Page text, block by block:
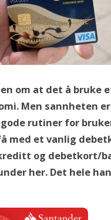
om at det å bruke
Men sannheten
rutiner for
med et vanlig
og debetkort/
her. Det hele